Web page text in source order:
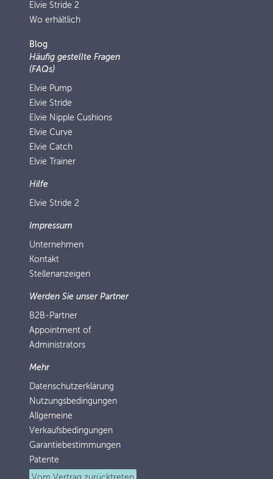
Elvie Stride 2
Wo erhältlich
Blog
Häufig gestellte Fragen
(FAQs)
Elvie Pump
Elvie Stride
Elvie Nipple Cushions
Elvie Curve
Elvie Catch
Elvie Trainer
Hilfe
Elvie Stride 2
Impressum
Unternehmen
Kontakt
Stellenanzeigen
Werden Sie unser Partner
B2B-Partner
Appointment of
Administrators
Mehr
Datenschutzerklärung
Nutzungsbedingungen
Allgemeine
Verkaufsbedingungen
Garantiebestimmungen
Patente